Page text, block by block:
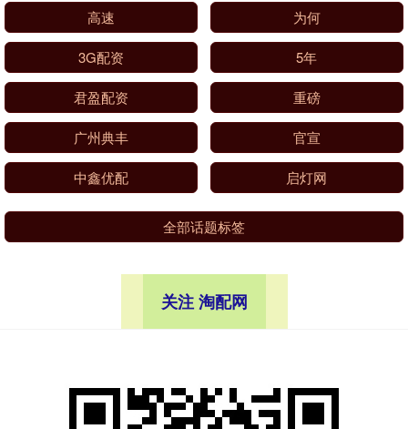
高速 为何
3G配资 5年
君盈配资 重磅
广州典丰 官宣
中鑫优配 启灯网
全部话题标签
关注 淘配网